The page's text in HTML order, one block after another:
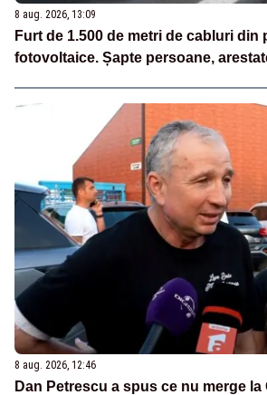
8 aug. 2026, 13:09
Furt de 1.500 de metri de cabluri din
fotovoltaice. Șapte persoane,
8 aug. 2026, 12:46
Dan Petrescu a spus ce nu merge la